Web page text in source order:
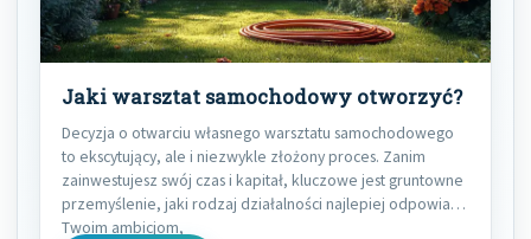
Jaki warsztat samochodowy otworzyć?
Decyzja o otwarciu własnego warsztatu samochodowego
to ekscytujący, ale i niezwykle złożony proces. Zanim
zainwestujesz swój czas i kapitał, kluczowe jest gruntowne
przemyślenie, jaki rodzaj działalności najlepiej odpowiada
Twoim ambicjom,